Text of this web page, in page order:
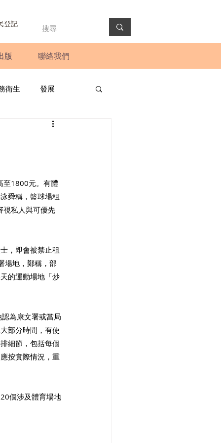
登記
版 聯絡我們
衛生 發展
圓桌會議
至1800元。有體
舜稱，籃球場租
視私人與可優先
，即會被禁止租
場地，鄭稱，部
的運動場地「炒
為康文署或當局
部分時間，有使
細節，包括每個
按實際情況，重
個涉及體育場地